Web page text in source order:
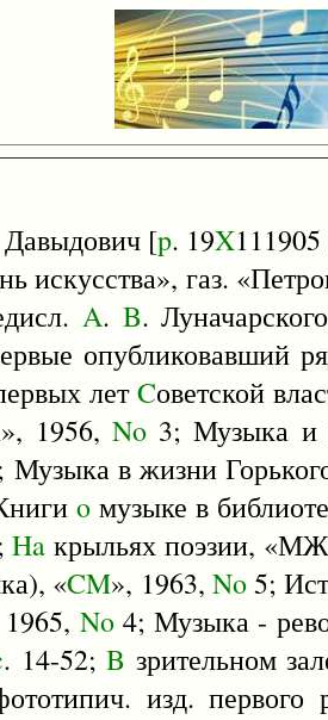
[p. 19X
искусства», газ.
A. B.
опубликовавший
летCоветской
1956, No3; Музыка и
Музыка в жизни
oмузыке в
Ha крыльях поэзии,
«CM», 1963, No5;
No4; Музыка -
. 14-52;B зрительном
изд. первого